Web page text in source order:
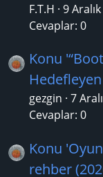
F.T.H 9
Cevaplar: 0
Konu
gezgin 7
Cevaplar: 0
Konu
rehber